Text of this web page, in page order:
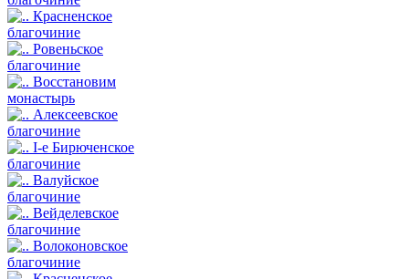
Красненское
благочиние
Ровеньское
благочиние
Восстановим
монастырь
Алексеевское
благочиние
I-е Бирюченское
благочиние
Валуйское
благочиние
Вейделевское
благочиние
Волоконовское
благочиние